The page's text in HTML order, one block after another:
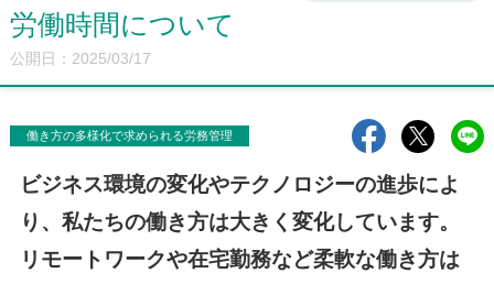
労働時間について
公開日：2025/03/17
働き方の多様化で求められる労務管理
ビジネス環境の変化やテクノロジーの進歩によ
り、私たちの働き方は大きく変化しています。
リモートワークや在宅勤務など柔軟な働き方は